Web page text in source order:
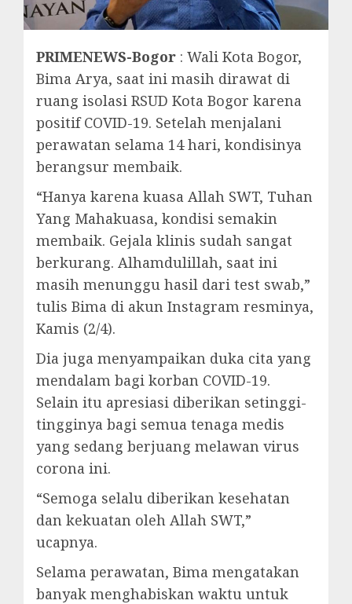
PRIMENEWS-Bogor : Wali Kota Bogor,
Bima Arya, saat ini masih dirawat di
ruang isolasi RSUD Kota Bogor karena
positif COVID-19. Setelah menjalani
perawatan selama 14 hari, kondisinya
berangsur membaik.
“Hanya karena kuasa Allah SWT, Tuhan
Yang Mahakuasa, kondisi semakin
membaik. Gejala klinis sudah sangat
berkurang. Alhamdulillah, saat ini
masih menunggu hasil dari test swab,”
tulis Bima di akun Instagram resminya,
Kamis (2/4).
Dia juga menyampaikan duka cita yang
mendalam bagi korban COVID-19.
Selain itu apresiasi diberikan setinggi-
tingginya bagi semua tenaga medis
yang sedang berjuang melawan virus
corona ini.
“Semoga selalu diberikan kesehatan
dan kekuatan oleh Allah SWT,”
ucapnya.
Selama perawatan, Bima mengatakan
banyak menghabiskan waktu untuk